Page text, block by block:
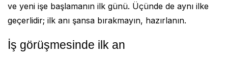
ve yeni işe başlamanın ilk günü. Üçünde de aynı ilke
geçerlidir; ilk anı şansa bırakmayın, hazırlanın.
İş görüşmesinde ilk an